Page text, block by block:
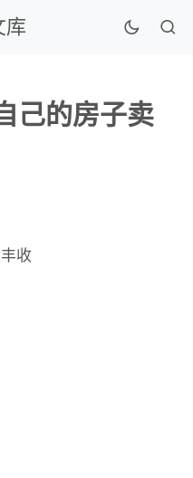
库
己的房子卖
收